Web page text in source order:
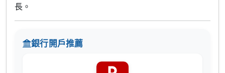
長。
銀行開戶推薦